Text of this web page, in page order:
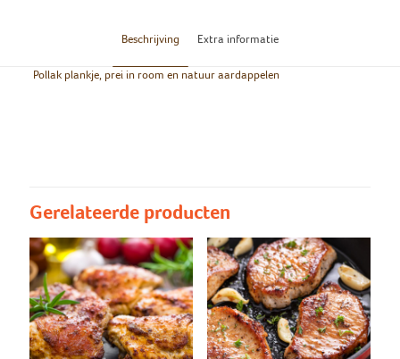
Beschrijving Extra informatie
Pollak plankje, prei in room en natuur aardappelen
Gerelateerde producten